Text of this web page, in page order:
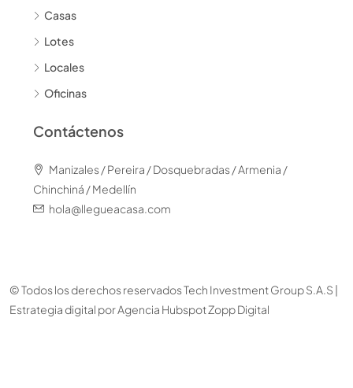
Casas
Lotes
Locales
Oficinas
Contáctenos
Manizales / Pereira / Dosquebradas / Armenia /
Chinchiná / Medellín
hola@llegueacasa.com
© Todos los derechos reservados Tech Investment Group S.A.S |
Estrategia digital porAgencia Hubspot Zopp Digital